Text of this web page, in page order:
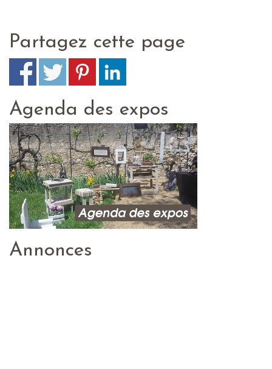
Partagez cette page
Agenda des expos
Annonces